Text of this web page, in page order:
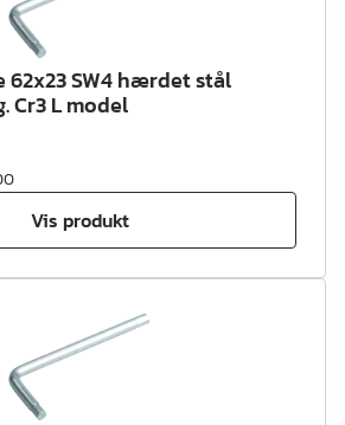
62x23 SW4 hærdet stål
Cr3 L model
Vis produkt